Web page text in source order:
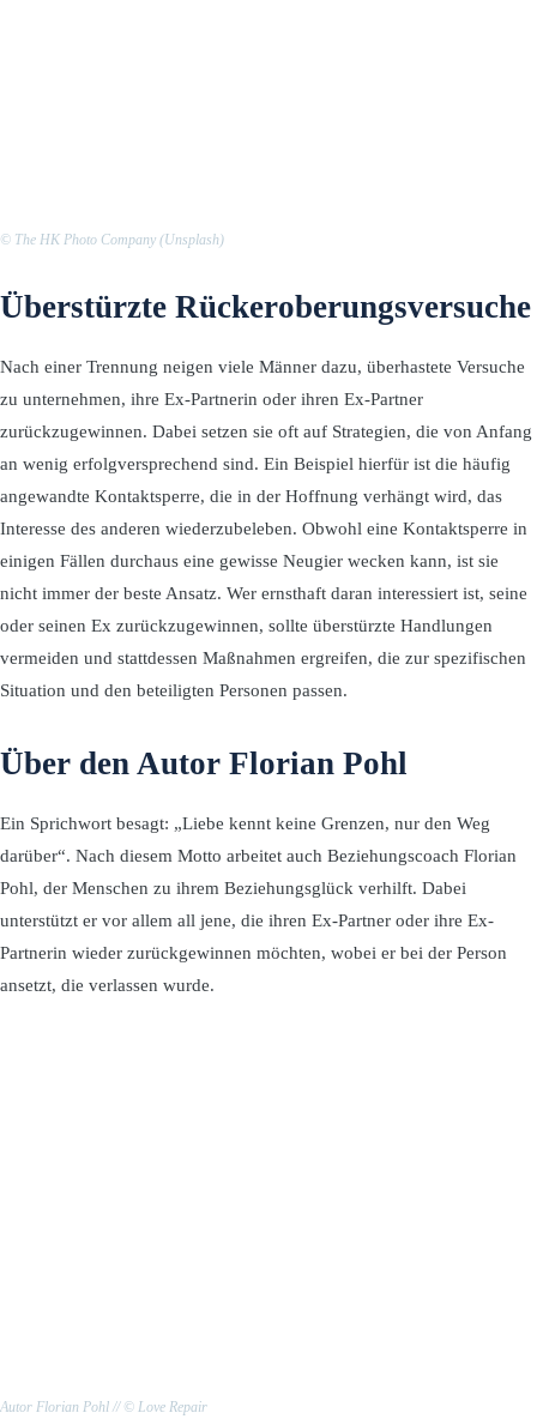
© The HK Photo Company (Unsplash)
Überstürzte Rückeroberungsversuche
Nach einer Trennung neigen viele Männer dazu, überhastete Versuche
zu unternehmen, ihre Ex-Partnerin oder ihren Ex-Partner
zurückzugewinnen. Dabei setzen sie oft auf Strategien, die von Anfang
an wenig erfolgversprechend sind. Ein Beispiel hierfür ist die häufig
angewandte Kontaktsperre, die in der Hoffnung verhängt wird, das
Interesse des anderen wiederzubeleben. Obwohl eine Kontaktsperre in
einigen Fällen durchaus eine gewisse Neugier wecken kann, ist sie
nicht immer der beste Ansatz. Wer ernsthaft daran interessiert ist, seine
oder seinen Ex zurückzugewinnen, sollte überstürzte Handlungen
vermeiden und stattdessen Maßnahmen ergreifen, die zur spezifischen
Situation und den beteiligten Personen passen.
Über den Autor Florian Pohl
Ein Sprichwort besagt: „Liebe kennt keine Grenzen, nur den Weg
darüber“. Nach diesem Motto arbeitet auch Beziehungscoach Florian
Pohl, der Menschen zu ihrem Beziehungsglück verhilft. Dabei
unterstützt er vor allem all jene, die ihren Ex-Partner oder ihre Ex-
Partnerin wieder zurückgewinnen möchten, wobei er bei der Person
ansetzt, die verlassen wurde.
Autor Florian Pohl // © Love Repair